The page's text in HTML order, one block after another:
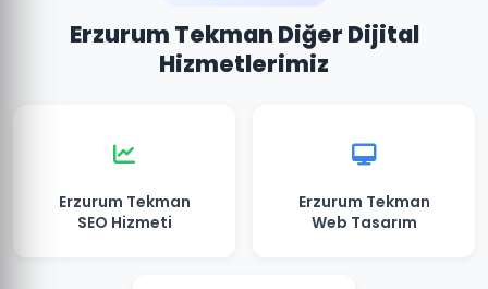
Erzurum Tekman Diğer Dijital
Hizmetlerimiz
Erzurum Tekman
SEO Hizmeti
Erzurum Tekman
Web Tasarım